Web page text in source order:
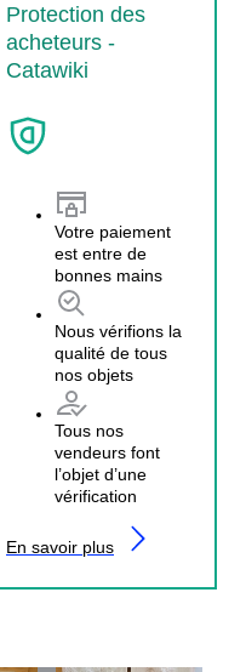
Protection des
acheteurs -
Catawiki
Votre paiement
est entre de
bonnes mains
Nous vérifions la
qualité de tous
nos objets
Tous nos
vendeurs font
l’objet d’une
vérification
En savoir plus